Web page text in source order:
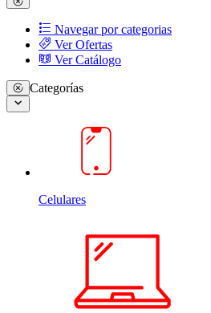
Navegar por categorias
Ver Ofertas
Ver Catálogo
Categorías
Celulares